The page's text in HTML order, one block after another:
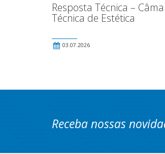
Resposta Técnica –
Técnica de Estética
03.07.2026
Receba nossas